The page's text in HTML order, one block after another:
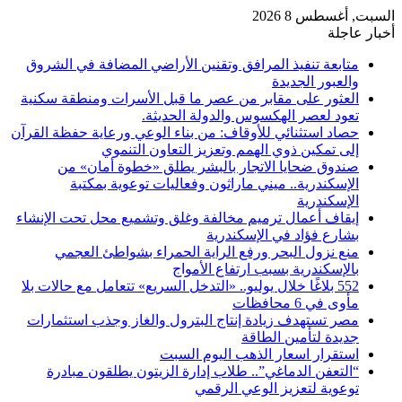
السبت, أغسطس 8 2026
أخبار عاجلة
متابعة تنفيذ المرافق وتقنين الأراضي المضافة في الشروق
والعبور الجديدة
العثور على مقابر من عصر ما قبل الأسرات ومنطقة سكنية
تعود لعصر الهكسوس والدولة الحديثة.
حصاد استثنائي للأوقاف: من بناء الوعي ورعاية حفظة القرآن
إلى تمكين ذوي الهمم وتعزيز التعاون التنموي
صندوق ضحايا الاتجار بالبشر يطلق «خطوة أمان» من
الإسكندرية.. ميني ماراثون وفعاليات توعوية بمكتبة
الإسكندرية
إيقاف أعمال ترميم مخالفة وغلق وتشميع محل تحت الإنشاء
بشارع فؤاد في الإسكندرية
منع نزول البحر ورفع الراية الحمراء بشواطئ العجمي
بالإسكندرية بسبب ارتفاع الأمواج
552 بلاغًا خلال يوليو.. «التدخل السريع» تتعامل مع حالات بلا
مأوى في 6 محافظات
مصر تستهدف زيادة إنتاج البترول والغاز وجذب استثمارات
جديدة لتأمين الطاقة
استقرار اسعار الذهب اليوم السبت
“التعفن الدماغي”.. طلاب إدارة الزيتون يطلقون مبادرة
توعوية لتعزيز الوعي الرقمي